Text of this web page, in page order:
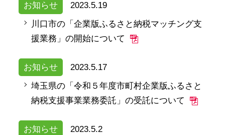
お知らせ
2023.5.19
川口市の「企業版ふるさと納税マッチング支
援業務」の開始について
お知らせ
2023.5.17
埼玉県の「令和５年度市町村企業版ふるさと
納税支援事業業務委託」の受託について
お知らせ
2023.5.2